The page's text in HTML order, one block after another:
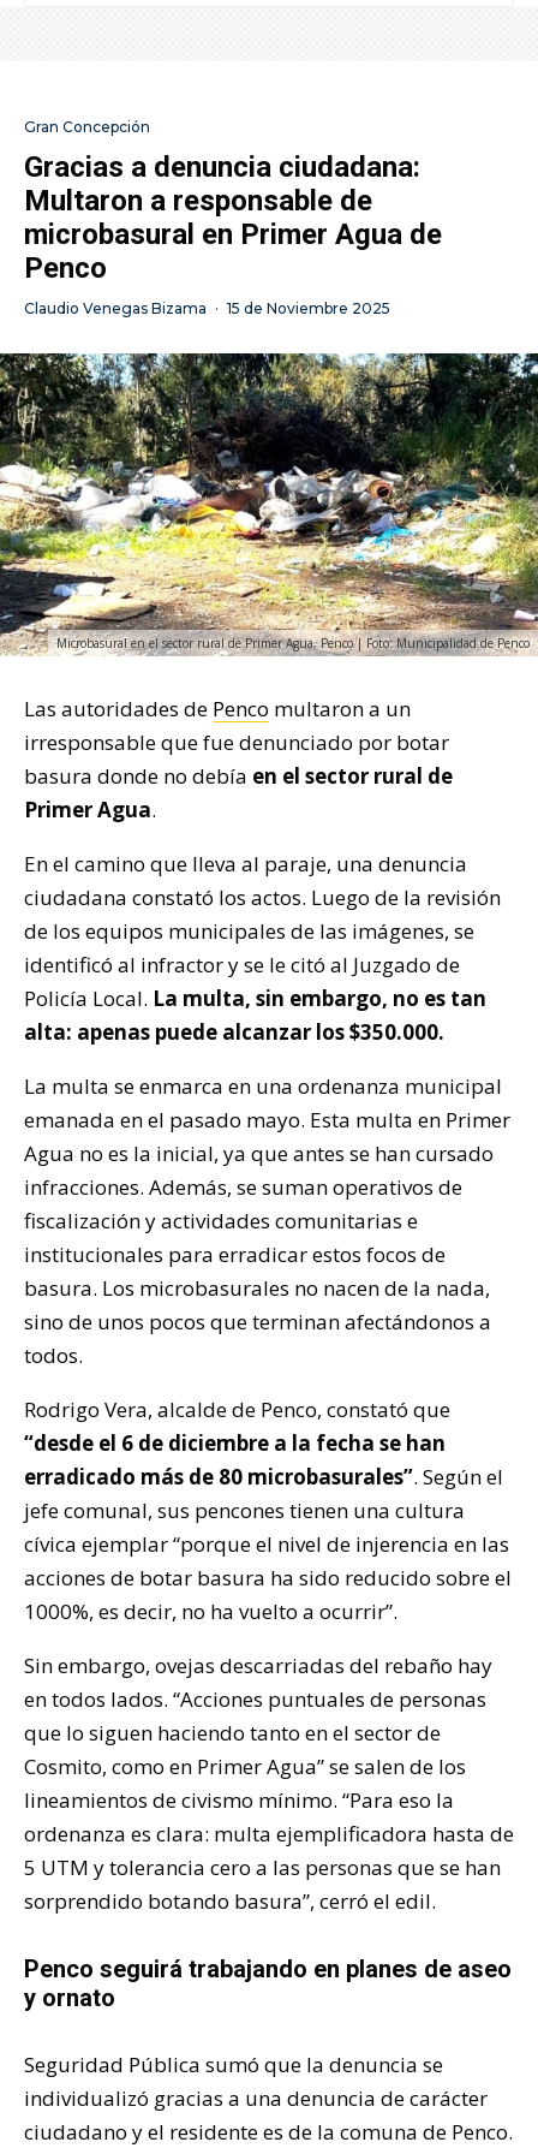
Gran Concepción
Gracias a denuncia ciudadana:
Multaron a responsable de
microbasural en Primer Agua de
Penco
Claudio Venegas Bizama · 15 de Noviembre 2025
Microbasural en el sector rural de Primer Agua, Penco | Foto: Municipalidad de Penco
Las autoridades de Penco multaron a un
irresponsable que fue denunciado por botar
basura donde no debía en el sector rural de
Primer Agua.
En el camino que lleva al paraje, una denuncia
ciudadana constató los actos. Luego de la revisión
de los equipos municipales de las imágenes, se
identificó al infractor y se le citó al Juzgado de
Policía Local. La multa, sin embargo, no es tan
alta: apenas puede alcanzar los $350.000.
La multa se enmarca en una ordenanza municipal
emanada en el pasado mayo. Esta multa en Primer
Agua no es la inicial, ya que antes se han cursado
infracciones. Además, se suman operativos de
fiscalización y actividades comunitarias e
institucionales para erradicar estos focos de
basura. Los microbasurales no nacen de la nada,
sino de unos pocos que terminan afectándonos a
todos.
Rodrigo Vera, alcalde de Penco, constató que
“desde el 6 de diciembre a la fecha se han
erradicado más de 80 microbasurales”. Según el
jefe comunal, sus pencones tienen una cultura
cívica ejemplar “porque el nivel de injerencia en las
acciones de botar basura ha sido reducido sobre el
1000%, es decir, no ha vuelto a ocurrir”.
Sin embargo, ovejas descarriadas del rebaño hay
en todos lados. “Acciones puntuales de personas
que lo siguen haciendo tanto en el sector de
Cosmito, como en Primer Agua” se salen de los
lineamientos de civismo mínimo. “Para eso la
ordenanza es clara: multa ejemplificadora hasta de
5 UTM y tolerancia cero a las personas que se han
sorprendido botando basura”, cerró el edil.
Penco seguirá trabajando en planes de aseo
y ornato
Seguridad Pública sumó que la denuncia se
individualizó gracias a una denuncia de carácter
ciudadano y el residente es de la comuna de Penco.